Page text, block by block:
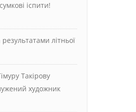
іспити!
літньої
Такірову
художник